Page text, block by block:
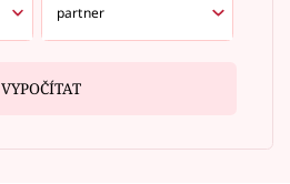
VYPOČÍTAT